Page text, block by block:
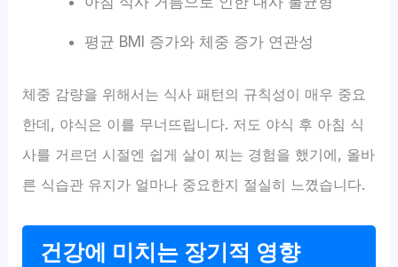
평균 BMI 증가와 체중 증가 연관성
체중 감량을 위해서는 식사 패턴의 규칙성이 매우 중요
한데, 야식은 이를 무너뜨립니다. 저도 야식 후 아침 식
사를 거르던 시절엔 쉽게 살이 찌는 경험을 했기에, 올바
른 식습관 유지가 얼마나 중요한지 절실히 느꼈습니다.
건강에 미치는 장기적 영향